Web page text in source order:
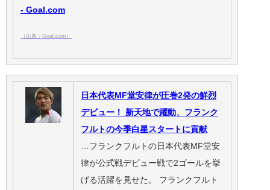
- Goal.com
（出典：Goal.com）
日本代表MF堂安律が圧巻2発の鮮烈
デビュー！ 新天地で躍動、フランク
フルトの今季白星スタートに貢献
…フランクフルトの日本代表MF堂安
律が公式戦デビュー戦で2ゴールを挙
げる活躍を見せた。 フランクフルト